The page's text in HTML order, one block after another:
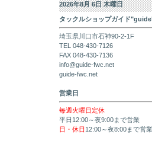
2026年8月 6日 木曜日
タックルショップガイド
埼玉県川口市石神90-2-1F
TEL 048-430-7126
FAX 048-430-7136
info@guide-fwc.net
guide-fwc.net
営業日
毎週火曜日定休
平日12:00～夜9:00まで営業
日・休日 12:00～夜8:00まで営業